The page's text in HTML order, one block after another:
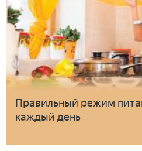
Правильный режим
каждый день